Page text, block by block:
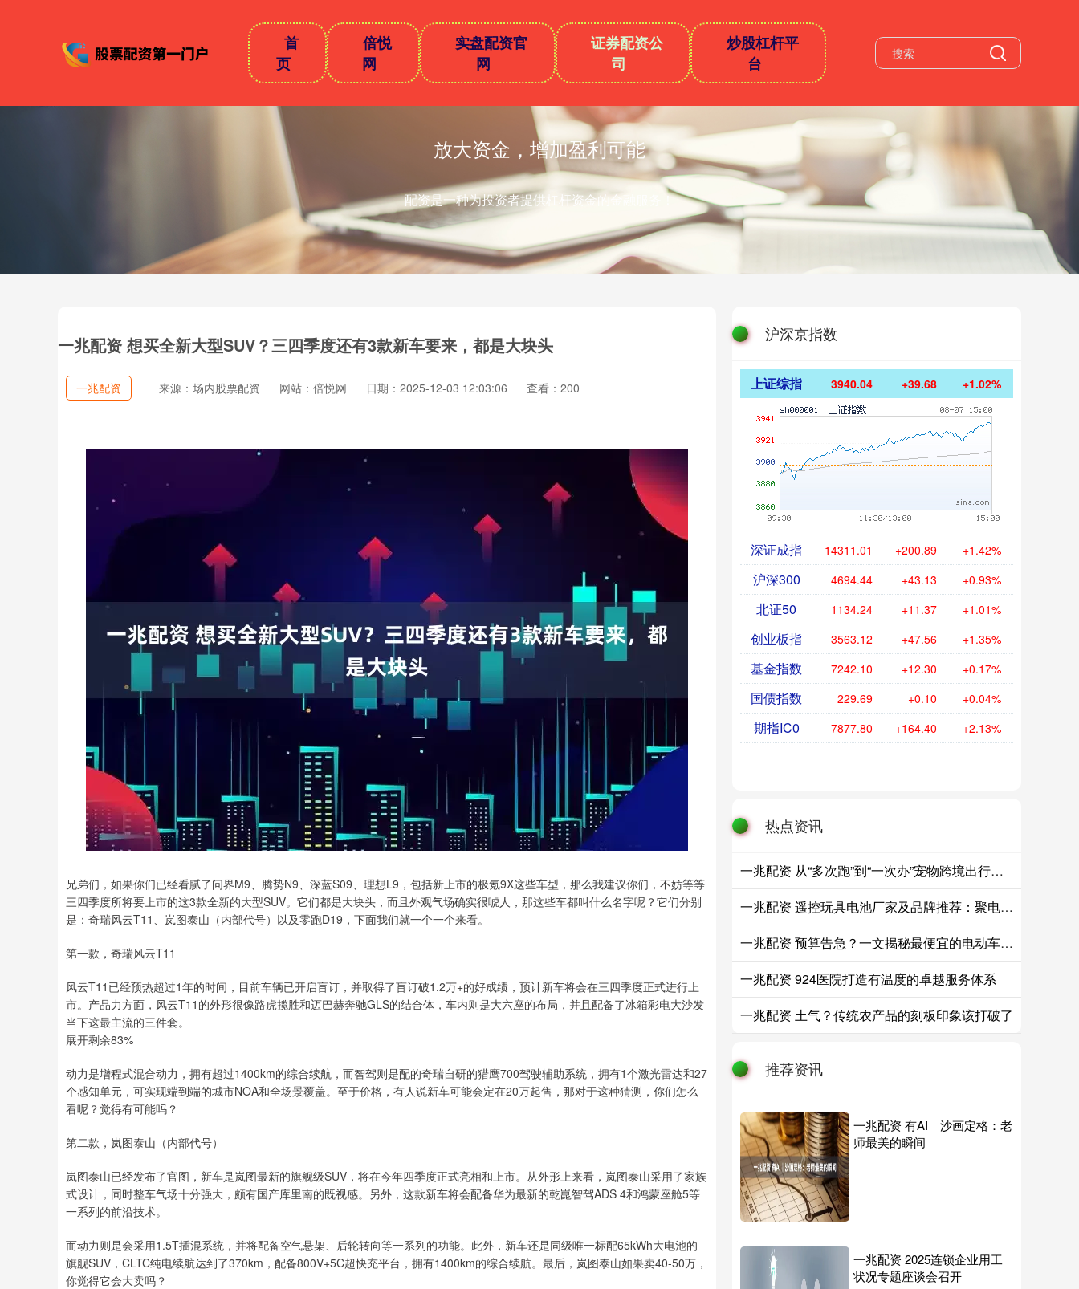
首
页
倍悦
网
实盘配资官
网
证券配资公
司
炒股杠杆平
台
放大资金，增加盈利可能
配资是一种为投资者提供杠杆资金的金融服务！
一兆配资 想买全新大型SUV？三四季度还有3款新车要来，都是大块头
一兆配资 来源：场内股票配资 网站：倍悦网 日期：2025-12-03 12:03:06 查看：200
兄弟们，如果你们已经看腻了问界M9、腾势N9、深蓝S09、理想L9，包括新上市的极氪9X这些车型，那么我建议你们，不妨等等
三四季度所将要上市的这3款全新的大型SUV。它们都是大块头，而且外观气场确实很唬人，那这些车都叫什么名字呢？它们分别
是：奇瑞风云T11、岚图泰山（内部代号）以及零跑D19，下面我们就一个一个来看。
第一款，奇瑞风云T11
风云T11已经预热超过1年的时间，目前车辆已开启盲订，并取得了盲订破1.2万+的好成绩，预计新车将会在三四季度正式进行上
市。产品力方面，风云T11的外形很像路虎揽胜和迈巴赫奔驰GLS的结合体，车内则是大六座的布局，并且配备了冰箱彩电大沙发
当下这最主流的三件套。
展开剩余83%
动力是增程式混合动力，拥有超过1400km的综合续航，而智驾则是配的奇瑞自研的猎鹰700驾驶辅助系统，拥有1个激光雷达和27
个感知单元，可实现端到端的城市NOA和全场景覆盖。至于价格，有人说新车可能会定在20万起售，那对于这种猜测，你们怎么
看呢？觉得有可能吗？
第二款，岚图泰山（内部代号）
岚图泰山已经发布了官图，新车是岚图最新的旗舰级SUV，将在今年四季度正式亮相和上市。从外形上来看，岚图泰山采用了家族
式设计，同时整车气场十分强大，颇有国产库里南的既视感。另外，这款新车将会配备华为最新的乾崑智驾ADS 4和鸿蒙座舱5等
一系列的前沿技术。
而动力则是会采用1.5T插混系统，并将配备空气悬架、后轮转向等一系列的功能。此外，新车还是同级唯一标配65kWh大电池的
旗舰SUV，CLTC纯电续航达到了370km，配备800V+5C超快充平台，拥有1400km的综合续航。最后，岚图泰山如果卖40-50万，
你觉得它会大卖吗？
沪深京指数
上证综指 3940.04 +39.68 +1.02%
深证成指 14311.01 +200.89 +1.42%
沪深300 4694.44 +43.13 +0.93%
北证50 1134.24 +11.37 +1.01%
创业板指 3563.12 +47.56 +1.35%
基金指数 7242.10 +12.30 +0.17%
国债指数 229.69 +0.10 +0.04%
期指IC0 7877.80 +164.40 +2.13%
热点资讯
一兆配资 从“多次跑”到“一次办”宠物跨境出行越来越便利
一兆配资 遥控玩具电池厂家及品牌推荐：聚电新能源脱颖而出
一兆配资 预算告急？一文揭秘最便宜的电动车，手把手教你精打细算省到底
一兆配资 924医院打造有温度的卓越服务体系
一兆配资 土气？传统农产品的刻板印象该打破了
推荐资讯
一兆配资 有AI｜沙画定格：老
师最美的瞬间
一兆配资 2025连锁企业用工
状况专题座谈会召开